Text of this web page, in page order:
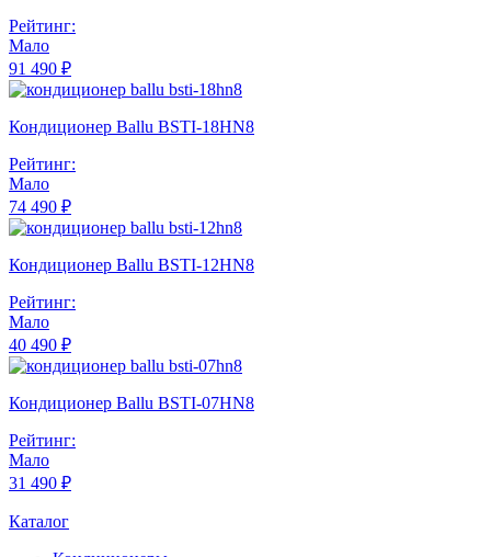
Рейтинг:
Мало
91 490 ₽
Кондиционер Ballu BSTI-18HN8
Рейтинг:
Мало
74 490 ₽
Кондиционер Ballu BSTI-12HN8
Рейтинг:
Мало
40 490 ₽
Кондиционер Ballu BSTI-07HN8
Рейтинг:
Мало
31 490 ₽
Каталог